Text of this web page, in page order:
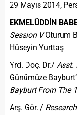
29 Mayıs 2014,
EKMELÛDDİN
Sessıon VOturum
Hüseyin Yurttaş
Yrd. Doç. Dr./ Asst.
Günümüze
Bayburt From The
Arş. Gör. /